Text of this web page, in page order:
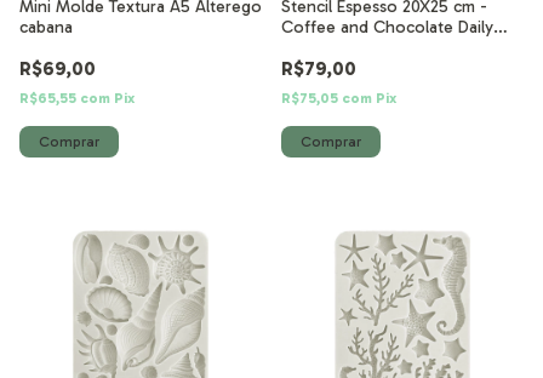
Mini Molde Textura A5 Alterego
cabana
R$69,00
R$65,55 com Pix
Stencil Espesso 20X25 cm -
Coffee and Chocolate Daily
R$79,00
R$75,05 com Pix